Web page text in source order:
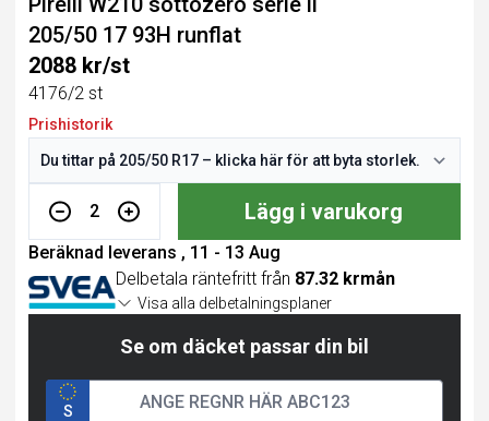
205/50 17 93H runflat
2088 kr/st
4176/2 st
Prishistorik
2 Lägg i varukorg
Beräknad leverans , 11 - 13 Aug
Delbetala räntefritt från 87.32 krmån
Visa alla delbetalningsplaner
Se om däcket passar din bil
S